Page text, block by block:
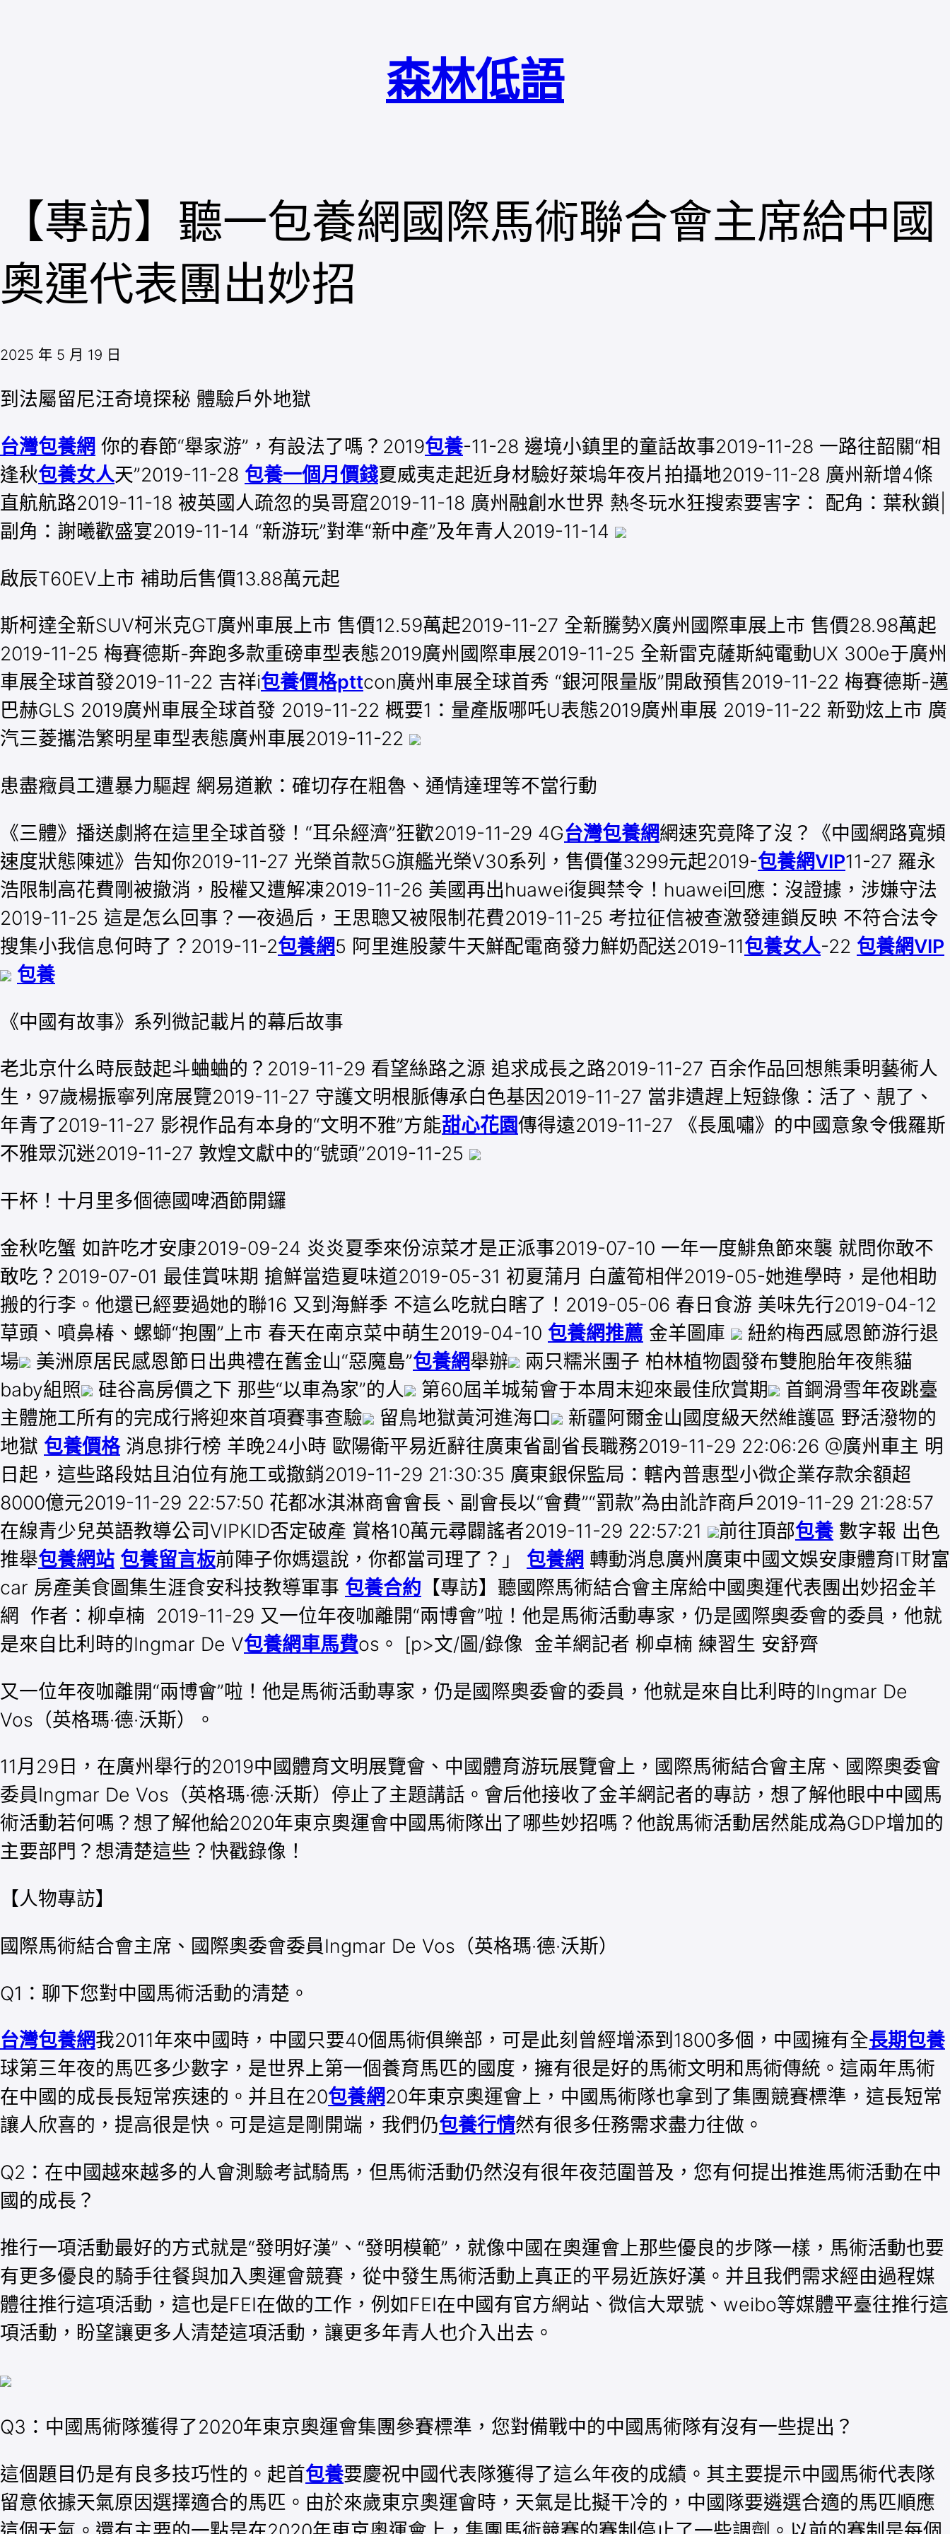
森林低語
【專訪】聽一包養網國際馬術聯合會主席給中國
奧運代表團出妙招
2025 年 5 月 19 日
到法屬留尼汪奇境探秘 體驗戶外地獄
台灣包養網 你的春節“舉家游”，有設法了嗎？2019包養-11-28 邊境小鎮里的童話故事2019-11-28 一路往韶關“相
逢秋包養女人天”2019-11-28 包養一個月價錢夏威夷走起近身材驗好萊塢年夜片拍攝地2019-11-28 廣州新增4條
直航航路2019-11-18 被英國人疏忽的吳哥窟2019-11-18 廣州融創水世界 熱冬玩水狂搜索要害字： 配角：葉秋鎖|
副角：謝曦歡盛宴2019-11-14 “新游玩”對準“新中產”及年青人2019-11-14
啟辰T60EV上市 補助后售價13.88萬元起
斯柯達全新SUV柯米克GT廣州車展上市 售價12.59萬起2019-11-27 ​全新騰勢X廣州國際車展上市 售價28.98萬起
2019-11-25 梅賽德斯-奔跑多款重磅車型表態2019廣州國際車展2019-11-25 全新雷克薩斯純電動UX 300e于廣州
車展全球首發2019-11-22 吉祥i包養價格pttcon廣州車展全球首秀 “銀河限量版”開啟預售2019-11-22 梅賽德斯-邁
巴赫GLS 2019廣州車展全球首發 2019-11-22 概要1：量產版哪吒U表態2019廣州車展 2019-11-22 新勁炫上市 廣
汽三菱攜浩繁明星車型表態廣州車展2019-11-22
患盡癥員工遭暴力驅趕 網易道歉：確切存在粗魯、通情達理等不當行動
《三體》播送劇將在這里全球首發！“耳朵經濟”狂歡2019-11-29 4G台灣包養網網速究竟降了沒？《中國網路寬頻
速度狀態陳述》告知你2019-11-27 光榮首款5G旗艦光榮V30系列，售價僅3299元起2019-包養網VIP11-27 羅永
浩限制高花費剛被撤消，股權又遭解凍2019-11-26 美國再出huawei復興禁令！huawei回應：沒證據，涉嫌守法
2019-11-25 這是怎么回事？一夜過后，王思聰又被限制花費2019-11-25 考拉征信被查激發連鎖反映 不符合法令
搜集小我信息何時了？2019-11-2包養網5 阿里進股蒙牛天鮮配電商發力鮮奶配送2019-11包養女人-22 包養網VIP
包養
《中國有故事》系列微記載片的幕后故事
老北京什么時辰鼓起斗蛐蛐的？2019-11-29 看望絲路之源 追求成長之路2019-11-27 百余作品回想熊秉明藝術人
生，97歲楊振寧列席展覽2019-11-27 守護文明根脈傳承白色基因2019-11-27 當非遺趕上短錄像：活了、靚了、
年青了2019-11-27 影視作品有本身的“文明不雅”方能甜心花園傳得遠2019-11-27 《長風嘯》的中國意象令俄羅斯
不雅眾沉迷2019-11-27 敦煌文獻中的“號頭”2019-11-25
干杯！十月里多個德國啤酒節開鑼
金秋吃蟹 如許吃才安康2019-09-24 炎炎夏季來份涼菜才是正派事2019-07-10 一年一度鯡魚節來襲 就問你敢不
敢吃？2019-07-01 最佳賞味期 搶鮮當造夏味道2019-05-31 初夏蒲月 白蘆筍相伴2019-05-她進學時，是他相助
搬的行李。他還已經要過她的聯16 又到海鮮季 不這么吃就白瞎了！2019-05-06 春日食游 美味先行2019-04-12
草頭、噴鼻椿、螺螄“抱團”上市 春天在南京菜中萌生2019-04-10 包養網推薦 金羊圖庫
紐約梅西感恩節游行退
場
美洲原居民感恩節日出典禮在舊金山“惡魔島”包養網舉辦
兩只糯米團子 柏林植物園發布雙胞胎年夜熊貓
baby組照
硅谷高房價之下 那些“以車為家”的人 第60屆羊城菊會于本周末迎來最佳欣賞期
首鋼滑雪年夜跳臺
主體施工所有的完成行將迎來首項賽事查驗
留鳥地獄黃河進海口
新疆阿爾金山國度級天然維護區 野活潑物的
地獄 包養價格消息排行榜 羊晚24小時 歐陽衛平易近辭往廣東省副省長職務2019-11-29 22:06:26 @廣州車主 明
日起，這些路段姑且泊位有施工或撤銷2019-11-29 21:30:35 廣東銀保監局：轄內普惠型小微企業存款余額超
8000億元2019-11-29 22:57:50 花都冰淇淋商會會長、副會長以“會費”“罰款”為由訛詐商戶2019-11-29 21:28:57
在線青少兒英語教導公司VIPKID否定破產 賞格10萬元尋闢謠者2019-11-29 22:57:21
前往頂部包養數字報 出色
推舉包養網站 包養留言板前陣子你媽還說，你都當司理了？」 包養網 轉動消息廣州廣東中國文娛安康體育IT財富
car 房產美食圖集生涯食安科技教導軍事 包養合約 【專訪】聽國際馬術結合會主席給中國奧運代表團出妙招金羊
網 作者：柳卓楠 2019-11-29 又一位年夜咖離開“兩博會”啦！他是馬術活動專家，仍是國際奧委會的委員，他就
是來自比利時的Ingmar De V包養網車馬費os。 [p>文/圖/錄像 金羊網記者 柳卓楠 練習生 安舒齊
又一位年夜咖離開“兩博會”啦！他是馬術活動專家，仍是國際奧委會的委員，他就是來自比利時的Ingmar De
Vos（英格瑪·德·沃斯）。
11月29日，在廣州舉行的2019中國體育文明展覽會、中國體育游玩展覽會上，國際馬術結合會主席、國際奧委會
委員Ingmar De Vos（英格瑪·德·沃斯）停止了主題講話。會后他接收了金羊網記者的專訪，想了解他眼中中國馬
術活動若何嗎？想了解他給2020年東京奧運會中國馬術隊出了哪些妙招嗎？他說馬術活動居然能成為GDP增加的
主要部門？想清楚這些？快戳錄像！
【人物專訪】
國際馬術結合會主席、國際奧委會委員Ingmar De Vos（英格瑪·德·沃斯）
Q1：聊下您對中國馬術活動的清楚。
台灣包養網我2011年來中國時，中國只要40個馬術俱樂部，可是此刻曾經增添到1800多個，中國擁有全長期包養
球第三年夜的馬匹多少數字，是世界上第一個養育馬匹的國度，擁有很是好的馬術文明和馬術傳統。這兩年馬術
在中國的成長長短常疾速的。并且在20包養網20年東京奧運會上，中國馬術隊也拿到了集團競賽標準，這長短常
讓人欣喜的，提高很是快。可是這是剛開端，我們仍包養行情然有很多任務需求盡力往做。
Q2：在中國越來越多的人會測驗考試騎馬，但馬術活動仍然沒有很年夜范圍普及，您有何提出推進馬術活動在中
國的成長？
推行一項活動最好的方式就是“發明好漢”、“發明模範”，就像中國在奧運會上那些優良的步隊一樣，馬術活動也要
有更多優良的騎手往餐與加入奧運會競賽，從中發生馬術活動上真正的平易近族好漢。并且我們需求經由過程媒
體往推行這項活動，這也是FEI在做的工作，例如FEI在中國有官方網站、微信大眾號、weibo等媒體平臺往推行這
項活動，盼望讓更多人清楚這項活動，讓更多年青人也介入出去。
Q3：中國馬術隊獲得了2020年東京奧運會集團參賽標準，您對備戰中的中國馬術隊有沒有一些提出？
這個題目仍是有良多技巧性的。起首包養要慶祝中國代表隊獲得了這么年夜的成績。其主要提示中國馬術代表隊
留意依據天氣原因選擇適合的馬匹。由於來歲東京奧運會時，天氣是比擬干冷的，中國隊要遴選合適的馬匹順應